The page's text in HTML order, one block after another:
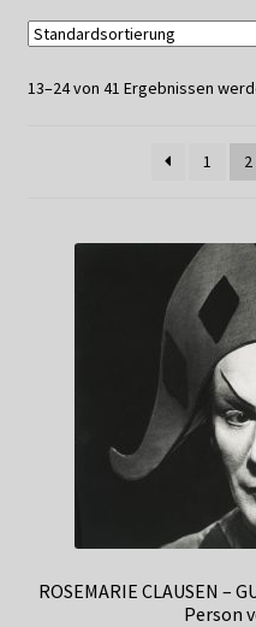
Datenschutzerklärung
Impressum
Newsletter
Suchservice
13–24 von 41 Ergebnissen
1 2
ROSEMARIE CLAUSEN –
Person